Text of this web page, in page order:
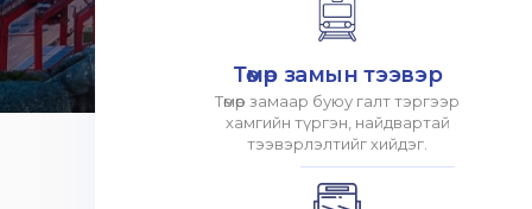
Төмөр замын тээвэр
Төмөр замаар буюу галт тэргээр
хамгийн түргэн, найдвартай
тээвэрлэлтийг хийдэг.